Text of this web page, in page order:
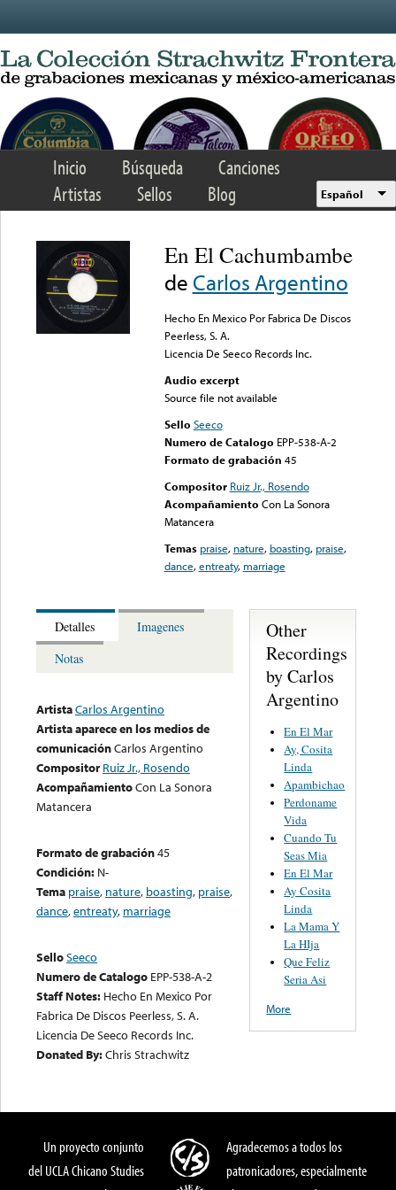
Inicio Búsqueda
Canciones
Artistas
Sellos Blog Español
En El Cachumbambe
de Carlos Argentino
Hecho En Mexico Por Fabrica De Discos
Peerless, S. A.
Licencia De Seeco Records Inc.
Audio excerpt
Source file not available
Sello Seeco
Numero de Catalogo EPP-538-A-2
Formato de grabación 45
Compositor Ruiz Jr., Rosendo
Acompañamiento Con La Sonora
Matancera
Temas praise, nature, boasting, praise,
dance,entreaty, marriage
Detalles
Imagenes
Notas
ArtistaCarlos Argentino
Artista aparece en los medios de
comunicaciónCarlos Argentino
Compositor Ruiz Jr., Rosendo
AcompañamientoCon La Sonora
Matancera
Formato de grabación45
Condición: N-
Tema praise, nature, boasting, praise,
dance,entreaty, marriage
SelloSeeco
Numero de Catalogo EPP-538-A-2
Staff Notes: Hecho En Mexico Por
Fabrica De Discos Peerless, S. A.
Licencia De Seeco Records Inc.
Donated By:Chris Strachwitz
Other
Recordings
by Carlos
Argentino
En El Mar
Ay, Cosita
Linda
Apambichao
Perdoname
Vida
Cuando Tu
Seas Mia
En El Mar
Ay Cosita
Linda
La Mama Y
La HIja
Que Feliz
Seria Asi
More
Un proyecto conjunto
del UCLA Chicano Studies
Agradecemos a todos los
patronicadores, especialmente